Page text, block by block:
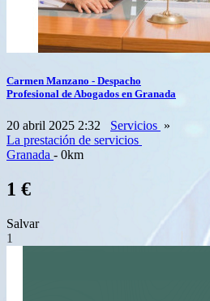
Carmen Manzano - Despacho
Profesional de Abogados en Granada
20 abril 2025 2:32 Servicios »
La prestación de servicios
Granada - 0km
1 €
Salvar
1